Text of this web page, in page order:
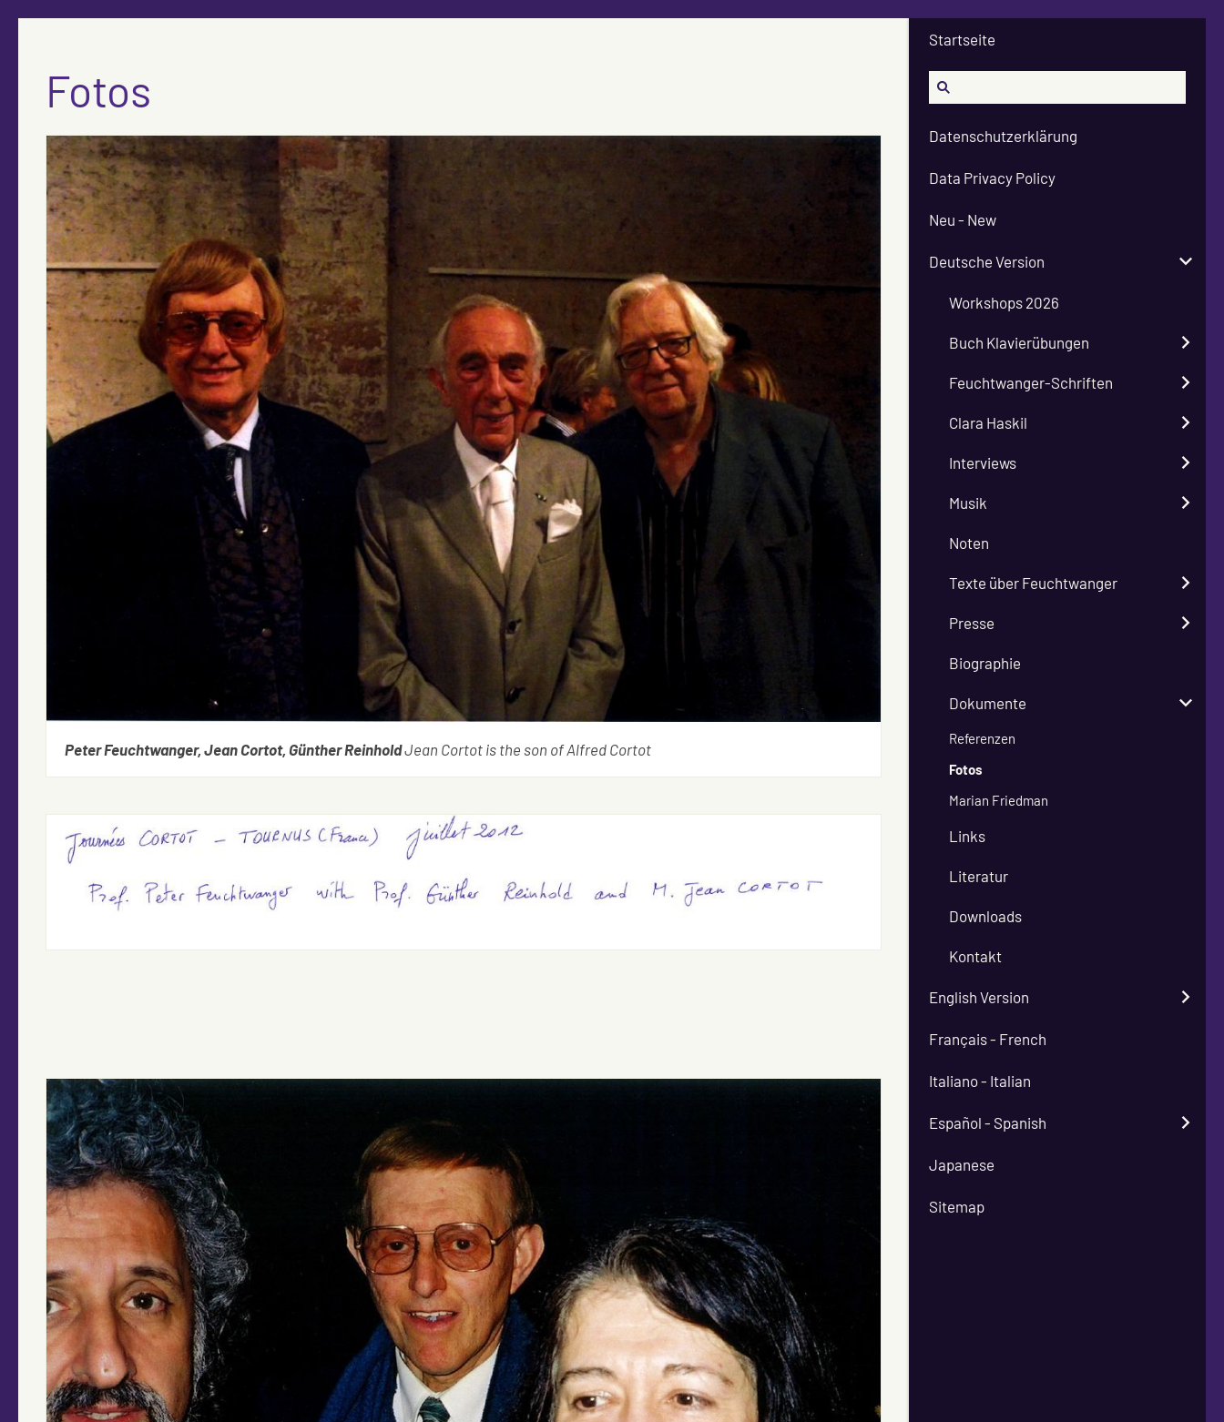
Startseite
Datenschutzerklärung
Data Privacy Policy
Neu - New
Deutsche Version
Workshops 2026
Buch Klavierübungen
Feuchtwanger-Schriften
Clara Haskil
Interviews
Musik
Noten
Texte über Feuchtwanger
Presse
Biographie
Dokumente
Referenzen
Fotos
Marian Friedman
Links
Literatur
Downloads
Kontakt
English Version
Français - French
Italiano - Italian
Español - Spanish
Japanese
Sitemap
Fotos
Peter Feuchtwanger, Jean Cortot, Günther ReinholdJean Cortot is the son of Alfred Cortot